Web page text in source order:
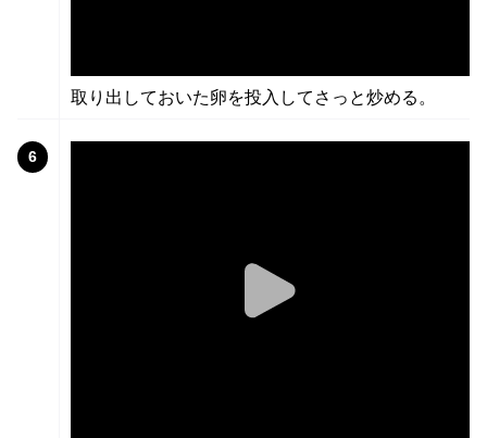
取り出しておいた卵を投入してさっと炒める。
6